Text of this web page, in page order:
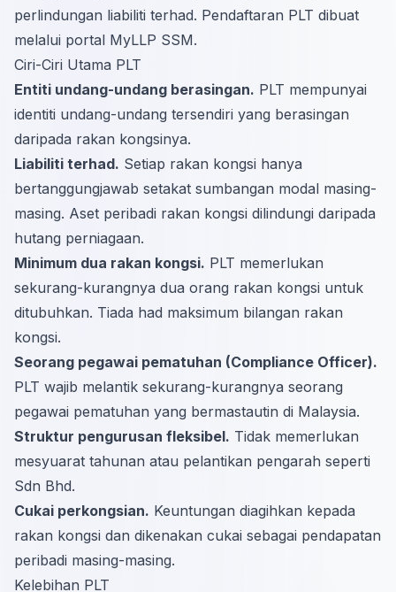
perlindungan liabiliti terhad. Pendaftaran PLT dibuat
melalui portal MyLLP SSM.
Ciri-Ciri Utama PLT
Entiti undang-undang berasingan. PLT mempunyai
identiti undang-undang tersendiri yang berasingan
daripada rakan kongsinya.
Liabiliti terhad. Setiap rakan kongsi hanya
bertanggungjawab setakat sumbangan modal masing-
masing. Aset peribadi rakan kongsi dilindungi daripada
hutang perniagaan.
Minimum dua rakan kongsi. PLT memerlukan
sekurang-kurangnya dua orang rakan kongsi untuk
ditubuhkan. Tiada had maksimum bilangan rakan
kongsi.
Seorang pegawai pematuhan (Compliance Officer).
PLT wajib melantik sekurang-kurangnya seorang
pegawai pematuhan yang bermastautin di Malaysia.
Struktur pengurusan fleksibel. Tidak memerlukan
mesyuarat tahunan atau pelantikan pengarah seperti
Sdn Bhd.
Cukai perkongsian. Keuntungan diagihkan kepada
rakan kongsi dan dikenakan cukai sebagai pendapatan
peribadi masing-masing.
Kelebihan PLT